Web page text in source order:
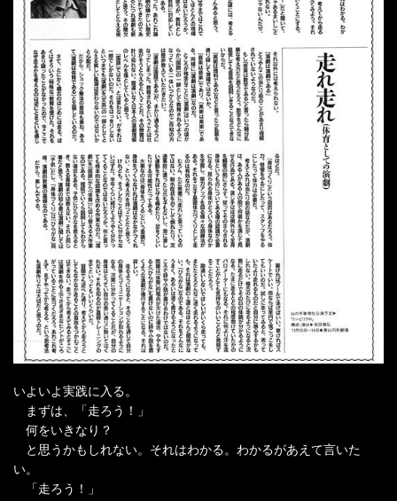
いよいよ実践に入る。
まずは、「走ろう！」
何をいきなり？
と思うかもしれない。それはわかる。わかるがあえて言いた
い。
「走ろう！」